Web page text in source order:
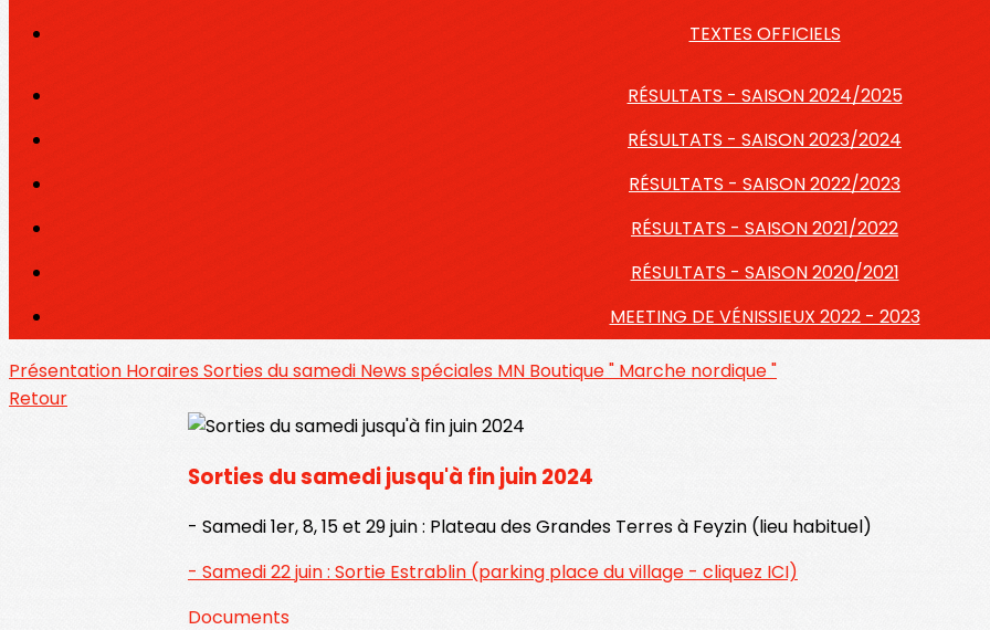
TEXTES OFFICIELS
RÉSULTATS - SAISON 2024/2025
RÉSULTATS - SAISON 2023/2024
RÉSULTATS - SAISON 2022/2023
RÉSULTATS - SAISON 2021/2022
RÉSULTATS - SAISON 2020/2021
MEETING DE VÉNISSIEUX 2022 - 2023
Présentation HorairesSorties du samedi News spéciales MN Boutique " Marche nordique "
Retour
Sorties du samedi jusqu'à fin juin 2024
- Samedi 1er, 8, 15 et 29 juin : Plateau des Grandes Terres à Feyzin (lieu habituel)
- Samedi 22 juin : Sortie Estrablin (parking place du village - cliquez ICI)
Documents